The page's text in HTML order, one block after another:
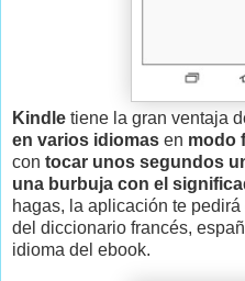
Kindle tiene la gran ventaja
en varios idiomas en modo
con tocar unos segundos
una burbuja con el
hagas, la aplicación te
del diccionario francés,
idioma del ebook.